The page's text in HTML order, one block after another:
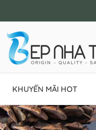
KHUYẾN MÃI HOT